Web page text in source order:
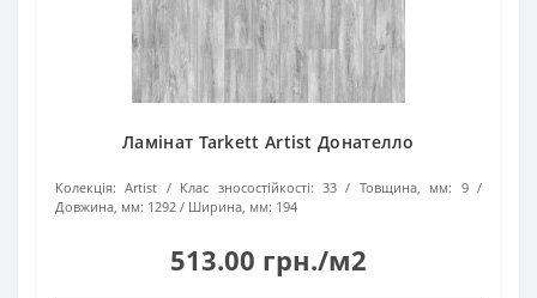
Ламінат Tarkett Artist Донателло
Колекція: Artist Клас зносостійкості: 33 Товщина, мм: 9
Довжина, мм: 1292 Ширина, мм: 194
513.00 грн./м2